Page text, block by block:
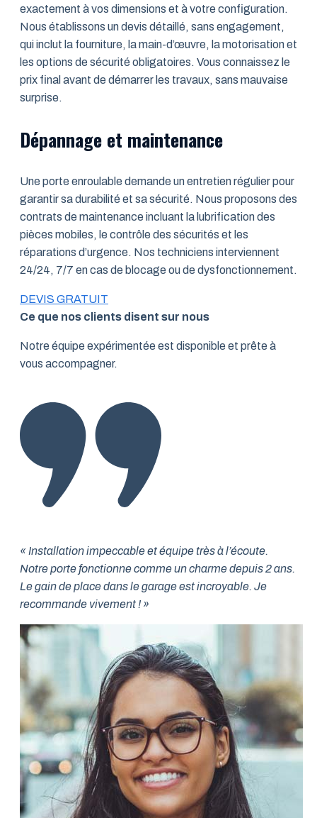
exactement à vos dimensions et à votre configuration.
Nous établissons un devis détaillé, sans engagement,
qui inclut la fourniture, la main-d’œuvre, la motorisation et
les options de sécurité obligatoires. Vous connaissez le
prix final avant de démarrer les travaux, sans mauvaise
surprise.
Dépannage et maintenance
Une porte enroulable demande un entretien régulier pour
garantir sa durabilité et sa sécurité. Nous proposons des
contrats de maintenance incluant la lubrification des
pièces mobiles, le contrôle des sécurités et les
réparations d’urgence. Nos techniciens interviennent
24/24, 7/7 en cas de blocage ou de dysfonctionnement.
DEVIS GRATUIT
Ce que nos clients disent sur nous
Notre équipe expérimentée est disponible et prête à
vous accompagner.
« Installation impeccable et équipe très à l’écoute.
Notre porte fonctionne comme un charme depuis 2 ans.
Le gain de place dans le garage est incroyable. Je
recommande vivement ! »